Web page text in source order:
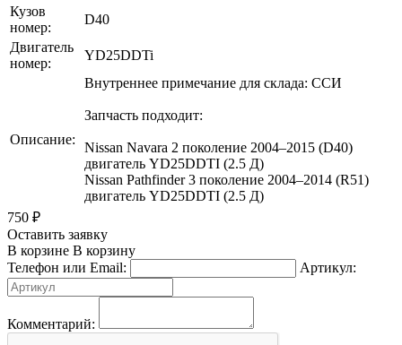
Кузов
номер:
D40
Двигатель
номер:
YD25DDTi
Описание:
Внутреннее примечание для склада: ССИ
Запчасть подходит:
Nissan Navara 2 поколение 2004–2015 (D40)
двигатель YD25DDTI (2.5 Д)
Nissan Pathfinder 3 поколение 2004–2014 (R51)
двигатель YD25DDTI (2.5 Д)
750 ₽
Оставить заявку
В корзине В корзину
Телефон или Email:
Артикул:
Комментарий: